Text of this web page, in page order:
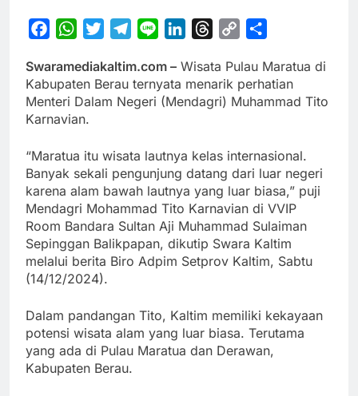
FacebookWhatsApp
TwitterTelegram
Line LinkedInThreads
Copy
Swaramediakaltim.com – Wisata Pulau Maratua di
Kabupaten Berau ternyata menarik perhatian
Menteri Dalam Negeri (Mendagri) Muhammad Tito
Karnavian.
“Maratua itu wisata lautnya kelas internasional.
Banyak sekali pengunjung datang dari luar negeri
karena alam bawah lautnya yang luar biasa,” puji
Mendagri Mohammad Tito Karnavian di VVIP
Room Bandara Sultan Aji Muhammad Sulaiman
Sepinggan Balikpapan, dikutip Swara Kaltim
melalui berita Biro Adpim Setprov Kaltim, Sabtu
(14/12/2024).
Dalam pandangan Tito, Kaltim memiliki kekayaan
potensi wisata alam yang luar biasa. Terutama
yang ada di Pulau Maratua dan Derawan,
Kabupaten Berau.